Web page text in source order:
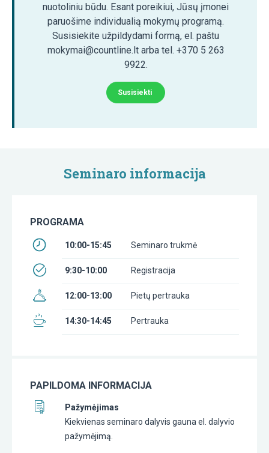
nuotoliniu būdu. Esant poreikiui, Jūsų įmonei
paruošime individualią mokymų programą.
Susisiekite užpildydami formą, el. paštu
mokymai@countline.lt arba tel. +370 5 263
9922.
Susisiekti
Seminaro informacija
PROGRAMA
10:00-15:45 Seminaro trukmė
9:30-10:00 Registracija
12:00-13:00 Pietų pertrauka
14:30-14:45 Pertrauka
PAPILDOMA INFORMACIJA
Pažymėjimas
Kiekvienas seminaro dalyvis gauna el. dalyvio
pažymėjimą.